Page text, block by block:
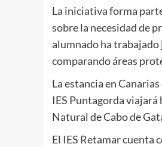
La iniciativa forma
sobre la necesidad de
alumnado ha trabajado
comparando áreas
La estancia en
IES Puntagorda
Natural de Cabo de
El IES Retamar cuenta